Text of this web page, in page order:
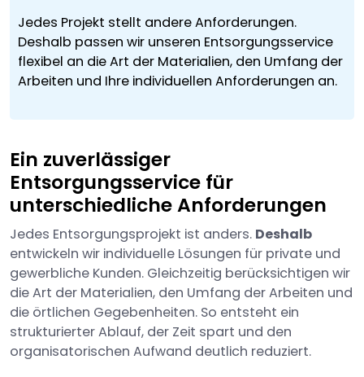
Jedes Projekt stellt andere Anforderungen.
Deshalb passen wir unseren Entsorgungsservice
flexibel an die Art der Materialien, den Umfang der
Arbeiten und Ihre individuellen Anforderungen an.
Ein zuverlässiger
Entsorgungsservice für
unterschiedliche Anforderungen
Jedes Entsorgungsprojekt ist anders. Deshalb
entwickeln wir individuelle Lösungen für private und
gewerbliche Kunden. Gleichzeitig berücksichtigen wir
die Art der Materialien, den Umfang der Arbeiten und
die örtlichen Gegebenheiten. So entsteht ein
strukturierter Ablauf, der Zeit spart und den
organisatorischen Aufwand deutlich reduziert.